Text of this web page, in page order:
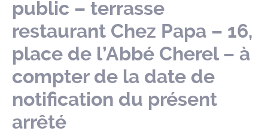
public – terrasse
restaurant Chez Papa – 16,
place de l’Abbé Cherel – à
compter de la date de
notification du présent
arrêté